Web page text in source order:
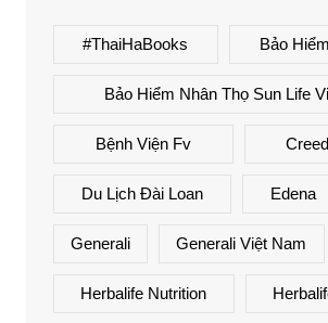
#ThaiHaBooks Bảo
Bảo Hiểm Nhân Thọ Sun Life
Bệnh Viện Fv
Du Lịch Đài Loan Edena
Generali Generali Việt Nam
Herbalife Nutrition